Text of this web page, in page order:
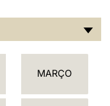
MARÇO